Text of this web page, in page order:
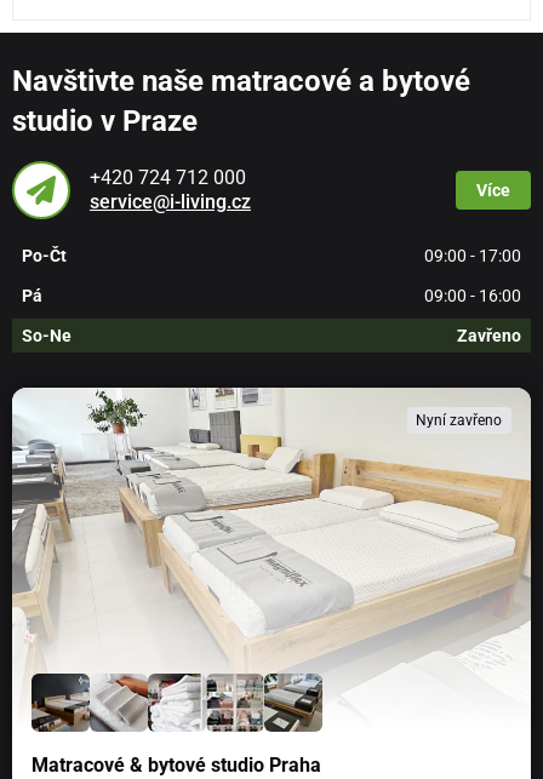
Navštivte naše matracové a bytové
studio v Praze
+420 724 712 000
service@i-living.cz
Více
Po-Čt 09:00 - 17:00
Pá 09:00 - 16:00
So-Ne Zavřeno
Nyní zavřeno
Matracové & bytové studio Praha